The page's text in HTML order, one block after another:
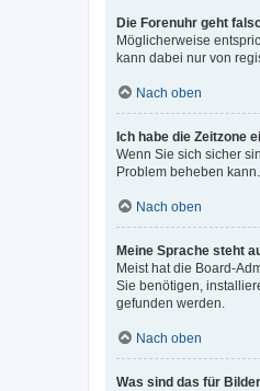
Die Forenuhr geht
Möglicherweise
kann dabei nur von
Nach oben
Ich habe die Zeitzone
Wenn Sie sich sicher
Problem beheben kann.
Nach oben
Meine Sprache steht
Meist hat die Board-
Sie benötigen,
gefunden werden.
Nach oben
Was sind das für